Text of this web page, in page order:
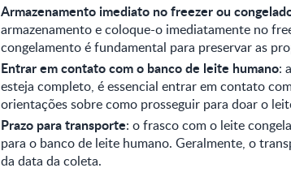
Armazenamento imediato no freezer ou
armazenamento e coloque-o imediatamente no
congelamento é fundamental para preservar as
Entrar em contato com o banco de leite humano:
esteja completo, é essencial entrar em contato
orientações sobre como prosseguir para doar o
Prazo para transporte: o frasco com o leite
para o banco de leite humano. Geralmente, o
da data da coleta.